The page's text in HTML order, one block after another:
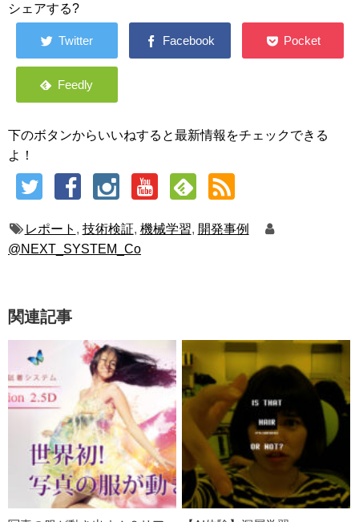
シェアする?
下のボタンからいいねすると最新情報をチェックできる
よ！
レポート , 技術検証, 機械学習, 開発事例
@NEXT_SYSTEM_Co
関連記事